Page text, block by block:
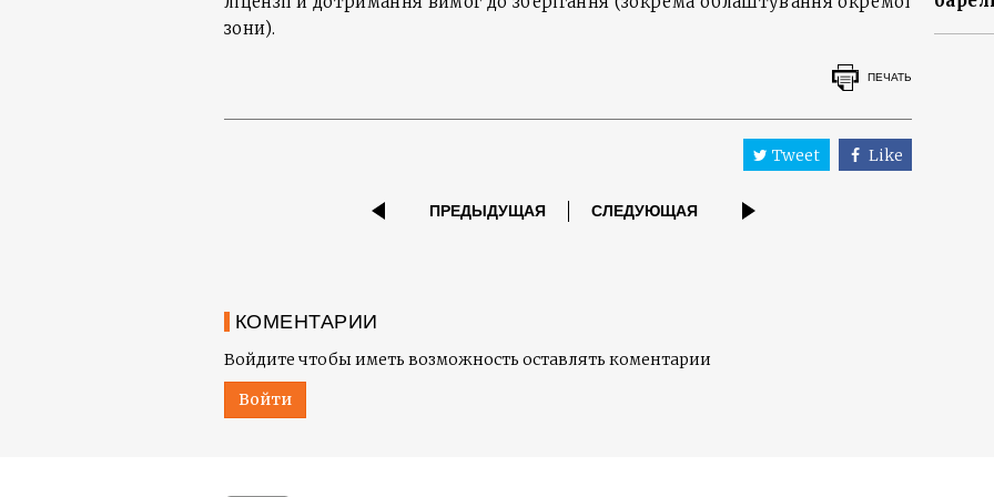
зони).
ПЕЧАТЬ
Tweet Like
ПРЕДЫДУЩАЯ СЛЕДУЮЩАЯ
КОМЕНТАРИИ
Войдите чтобы иметь возможность оставлять коментарии
Войти